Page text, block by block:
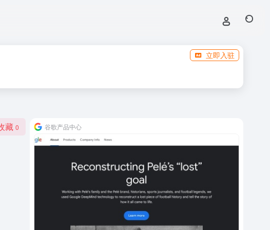
立即入驻
藏 0 谷歌产品中心